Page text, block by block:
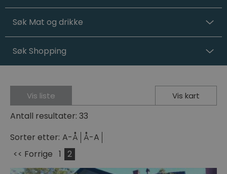
Søk Mat og drikke
Søk Shopping
Vis liste Vis kart
Antall resultater: 33
Sorter etter: A-Å Å-A
<< Forrige 1 2